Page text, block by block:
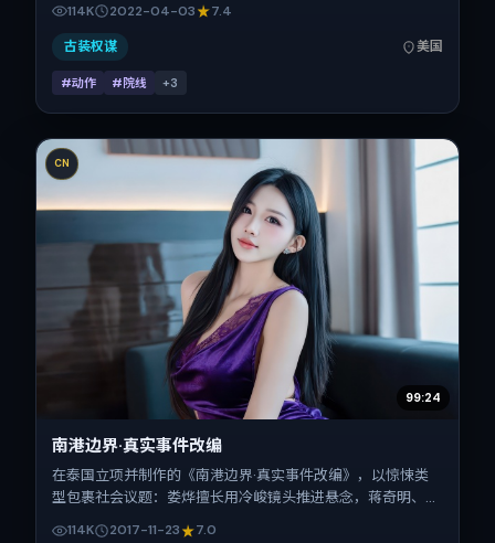
的表演层次丰富。影片定于 2022-04-03 起陆续登陆院线与
网络平台，春季档公映，片长129分钟。
114K 2022-04-03 7.4
古装权谋 美国
#动作 #院线 +3
CN
99:24
南港边界·真实事件改编
在泰国立项并制作的《南港边界·真实事件改编》，以惊悚类
型包裹社会议题：娄烨擅长用冷峻镜头推进悬念，蒋奇明、杨
114K 2017-11-23 7.0